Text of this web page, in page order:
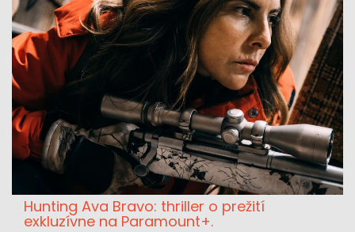
Hunting Ava Bravo: thriller o prežití
exkluzívne na Paramount+.